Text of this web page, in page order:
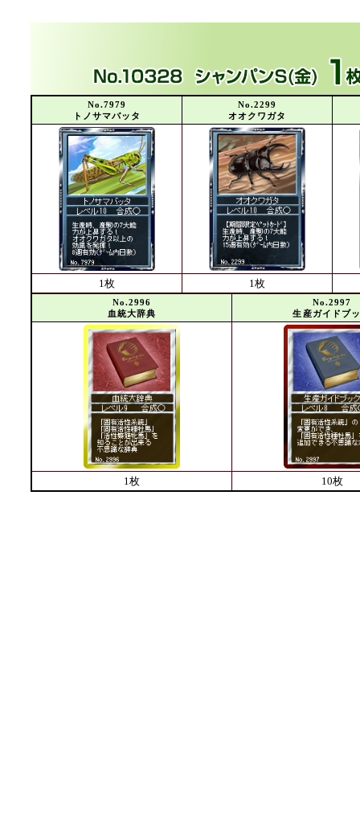
No.7979
トノサマバッタ
No.2299
オオクワガタ
1枚 1枚
No.2996
血統大辞典
No.2997
生産ガイドブ
1枚 10枚